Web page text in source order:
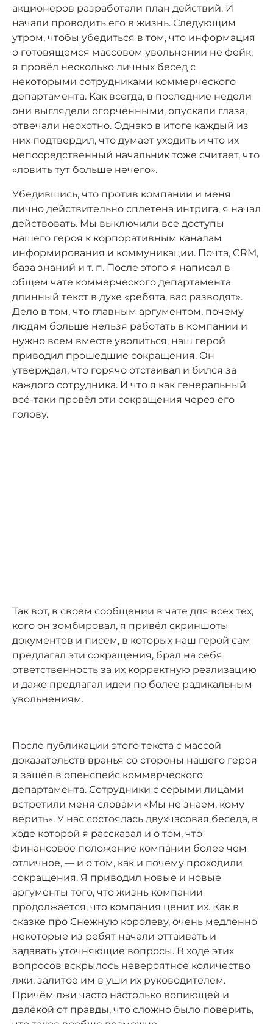
акционеров разработали план действий. И
начали проводить его в жизнь. Следующим
утром, чтобы убедиться в том, что информация
о готовящемся массовом увольнении не фейк,
я провёл несколько личных бесед с
некоторыми сотрудниками коммерческого
департамента. Как всегда, в последние недели
они выглядели огорчёнными, опускали глаза,
отвечали неохотно. Однако в итоге каждый из
них подтвердил, что думает уходить и что их
непосредственный начальник тоже считает, что
«ловить тут больше нечего».
Убедившись, что против компании и меня
лично действительно сплетена интрига, я начал
действовать. Мы выключили все доступы
нашего героя к корпоративным каналам
информирования и коммуникации. Почта, CRM,
база знаний и т. п. После этого я написал в
общем чате коммерческого департамента
длинный текст в духе «ребята, вас разводят».
Дело в том, что главным аргументом, почему
людям больше нельзя работать в компании и
нужно всем вместе уволиться, наш герой
приводил прошедшие сокращения. Он
утверждал, что горячо отстаивал и бился за
каждого сотрудника. И что я как генеральный
всё-таки провёл эти сокращения через его
голову.
Так вот, в своём сообщении в чате для всех тех,
кого он зомбировал, я привёл скриншоты
документов и писем, в которых наш герой сам
предлагал эти сокращения, брал на себя
ответственность за их корректную реализацию
и даже предлагал идеи по более радикальным
увольнениям.
После публикации этого текста с массой
доказательств вранья со стороны нашего героя
я зашёл в опенспейс коммерческого
департамента. Сотрудники с серыми лицами
встретили меня словами «Мы не знаем, кому
верить». У нас состоялась двухчасовая беседа, в
ходе которой я рассказал и о том, что
финансовое положение компании более чем
отличное, — и о том, как и почему проходили
сокращения. Я приводил новые и новые
аргументы того, что жизнь компании
продолжается, что компания ценит их. Как в
сказке про Снежную королеву, очень медленно
некоторые из ребят начали оттаивать и
задавать уточняющие вопросы. В ходе этих
вопросов вскрылось невероятное количество
лжи, залитое им в уши их руководителем.
Причём лжи часто настолько вопиющей и
далёкой от правды, что сложно было поверить,